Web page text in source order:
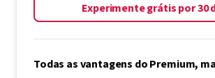
Experimente grátis por 30
Todas as vantagens do Premium,